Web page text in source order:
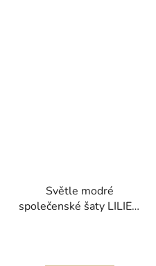
Světle modré
společenské šaty LILIE s